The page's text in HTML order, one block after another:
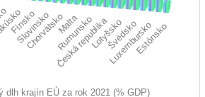
dlh krajín EÚ za rok 2021 (% GDP)
Fínsko
Slovinsko
ChorvátskoMalta
Rumunsko
Česká republika
Lotyšsko
Švédsko
Luxembursko
Estónsko